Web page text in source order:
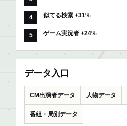
似てる検索 +31%
ゲーム実況者 +24%
データ入口
CM出演者データ 人物データ
番組・局別データ